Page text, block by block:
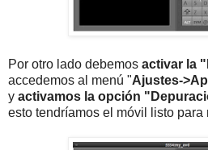
Por otro lado debemos activar la
accedemos al menú "Ajustes-
y activamos la opción
esto tendríamos el móvil listo